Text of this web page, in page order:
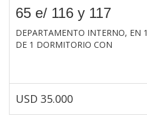
65 e/ 116 y 117
DEPARTAMENTO INTERNO, EN
DE 1 DORMITORIO CON
USD 35.000